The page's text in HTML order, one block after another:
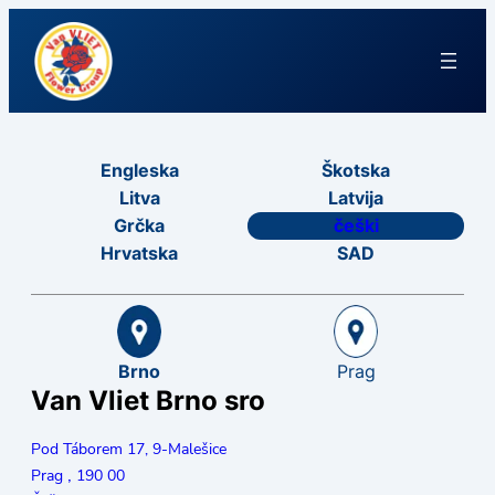
Engleska
Škotska
Litva
Latvija
Grčka
češki
Hrvatska
SAD
Brno Prag
Van Vliet Brno sro
Pod Táborem 17, 9-Malešice
Prag , 190 00